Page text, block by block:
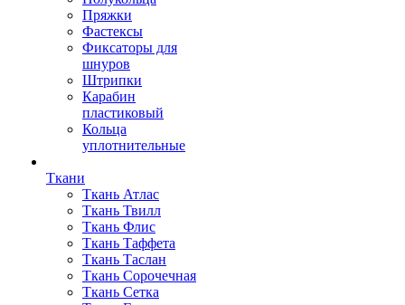
Пряжки
Фастексы
Фиксаторы для
шнуров
Штрипки
Карабин
пластиковый
Кольца
уплотнительные
Ткани
Ткань Атлас
Ткань Твилл
Ткань Флис
Ткань Таффета
Ткань Таслан
Ткань Сорочечная
Ткань Сетка